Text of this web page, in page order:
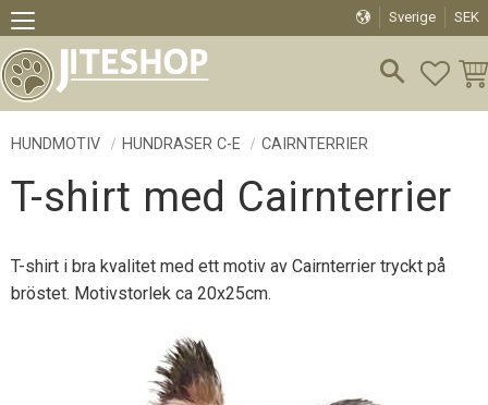
Meny
Sverige SEK
HUNDMOTIV HUNDRASER C-E CAIRNTERRIER
T-shirt med Cairnterrier
T-shirt i bra kvalitet med ett motiv av Cairnterrier tryckt på
bröstet. Motivstorlek ca 20x25cm.